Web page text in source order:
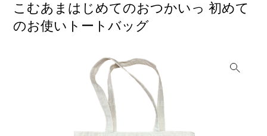
こむあまはじめてのおつかいっ 初めて
のお使いトートバッグ